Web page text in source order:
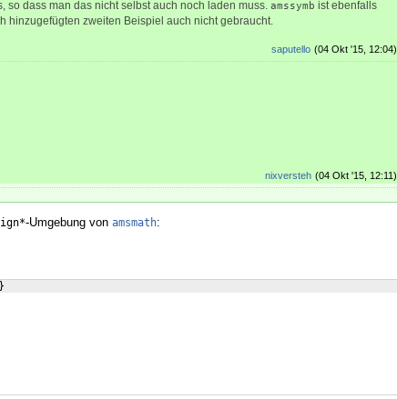
so dass man das nicht selbst auch noch laden muss. amssymb ist ebenfalls
hinzugefügten zweiten Beispiel auch nicht gebraucht.
(04 Okt '15, 12:04)
saputello
(04 Okt '15, 12:11)
nixversteh
-Umgebung von amsmath:
}